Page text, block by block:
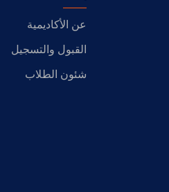
عن الأكاديمية
القبول والتسجيل
شئون الطلاب